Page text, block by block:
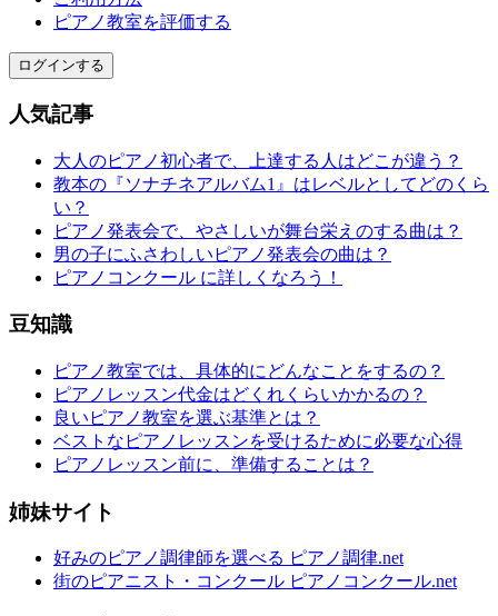
ピアノ教室を評価する
ログインする
人気記事
大人のピアノ初心者で、上達する人はどこが違う？
教本の『ソナチネアルバム1』はレベルとしてどのくら
い？
ピアノ発表会で、やさしいが舞台栄えのする曲は？
男の子にふさわしいピアノ発表会の曲は？
ピアノコンクール に詳しくなろう！
豆知識
ピアノ教室では、具体的にどんなことをするの？
ピアノレッスン代金はどくれくらいかかるの？
良いピアノ教室を選ぶ基準とは？
ベストなピアノレッスンを受けるために必要な心得
ピアノレッスン前に、準備することは？
姉妹サイト
好みのピアノ調律師を選べる ピアノ調律.net
街のピアニスト・コンクール ピアノコンクール.net